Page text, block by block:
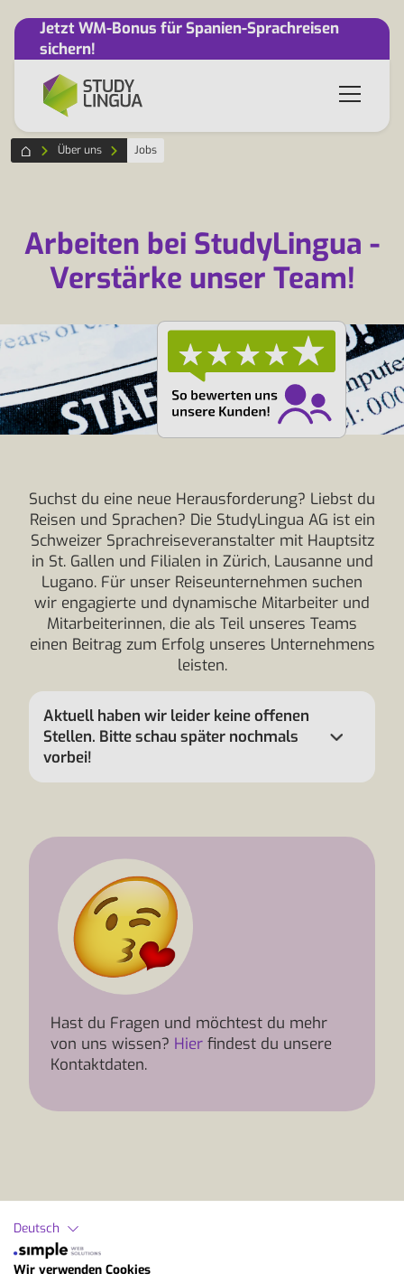
Jetzt WM-Bonus für Spanien-Sprachreisen
sichern!
Über uns Jobs
Arbeiten bei StudyLingua -
Verstärke unser Team!
Suchst du eine neue Herausforderung? Liebst du
Reisen und Sprachen? Die StudyLingua AG ist ein
Schweizer Sprachreiseveranstalter mit Hauptsitz
in St. Gallen und Filialen in Zürich, Lausanne und
Lugano. Für unser Reiseunternehmen suchen
wir engagierte und dynamische Mitarbeiter und
Mitarbeiterinnen, die als Teil unseres Teams
einen Beitrag zum Erfolg unseres Unternehmens
leisten.
Aktuell haben wir leider keine offenen
Stellen. Bitte schau später nochmals
vorbei!
Hast du Fragen und möchtest du mehr
von uns wissen? Hier findest du unsere
Kontaktdaten.
StudyLingua
Deutsch
Wir verwenden Cookies